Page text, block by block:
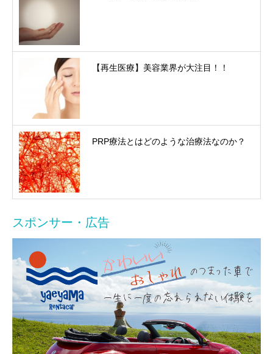
【再生医療】美容業界が大注目！！
PRP療法とはどのような治療法なのか？
スポンサー・広告